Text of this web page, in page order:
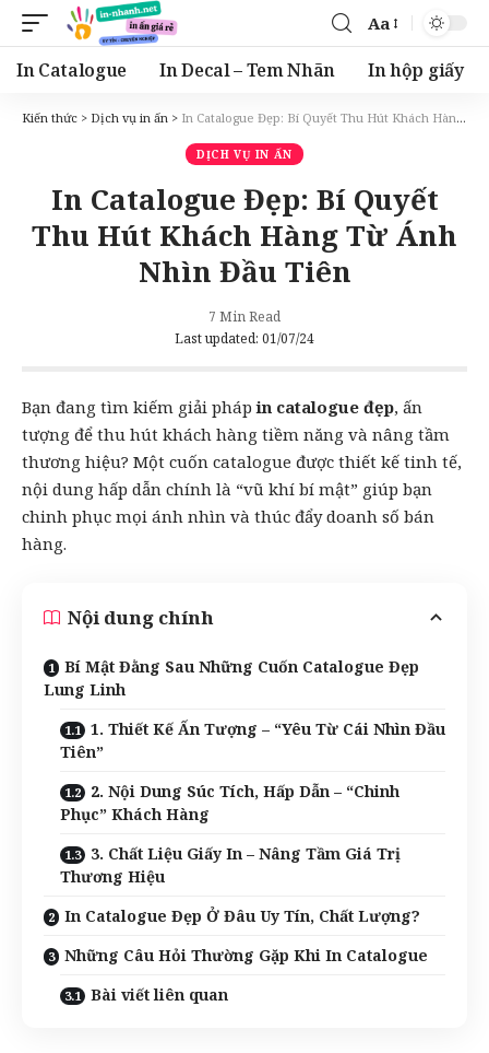
Font
Resizer
Aa
In Catalogue In Decal – Tem Nhãn In hộp giấy
Kiến thức > Dịch vụ in ấn > In Catalogue Đẹp: Bí Quyết Thu Hút Khách Hàng Từ Ánh Nhìn Đầu Tiên
DỊCH VỤ IN ẤN
In Catalogue Đẹp: Bí Quyết
Thu Hút Khách Hàng Từ Ánh
Nhìn Đầu Tiên
Last updated: 01/07/24
7 Min Read
Bạn đang tìm kiếm giải phápin catalogue đẹp, ấn
tượng để thu hút khách hàng tiềm năng và nâng tầm
thương hiệu? Một cuốn catalogue được thiết kế tinh tế,
nội dung hấp dẫn chính là “vũ khí bí mật” giúp bạn
chinh phục mọi ánh nhìn và thúc đẩy doanh số bán
hàng.
Nội dung chính
Bí Mật Đằng Sau Những Cuốn Catalogue Đẹp
Lung Linh
1. Thiết Kế Ấn Tượng – “Yêu Từ Cái Nhìn Đầu
Tiên”
2. Nội Dung Súc Tích, Hấp Dẫn – “Chinh
Phục” Khách Hàng
3. Chất Liệu Giấy In – Nâng Tầm Giá Trị
Thương Hiệu
In Catalogue Đẹp Ở Đâu Uy Tín, Chất Lượng?
Những Câu Hỏi Thường Gặp Khi In Catalogue
Bài viết liên quan